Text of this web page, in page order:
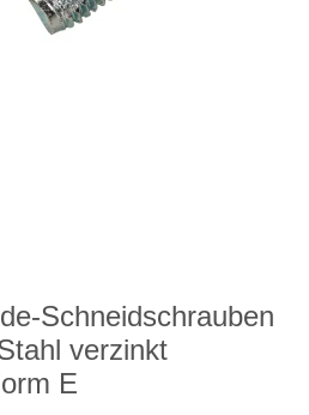
Schneidschrauben
verzinkt
E